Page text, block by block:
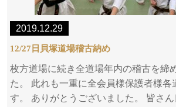
2019.12.29
12/27日貝塚道場稽古納め
枚方道場に続き全道場年内の稽古を締
た。 此れも一重に全会員様保護者様各
す。 ありがとうございました。 皆さん